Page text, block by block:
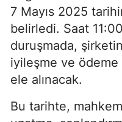
7 Mayıs 2025
belirledi. Saat
duruşmada,
iyileşme ve ödeme
ele alınacak.
Bu tarihte,